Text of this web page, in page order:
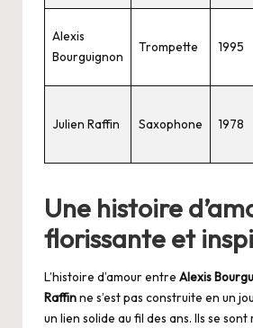
Alexis
Bourguignon
Trompette 1995
Julien Raffin Saxophone 1978
Une histoire
florissante et
L’histoire d’amour entre Alexis
Raffinne s’est pas construite en un
un lien solide au fil des ans. Ils se